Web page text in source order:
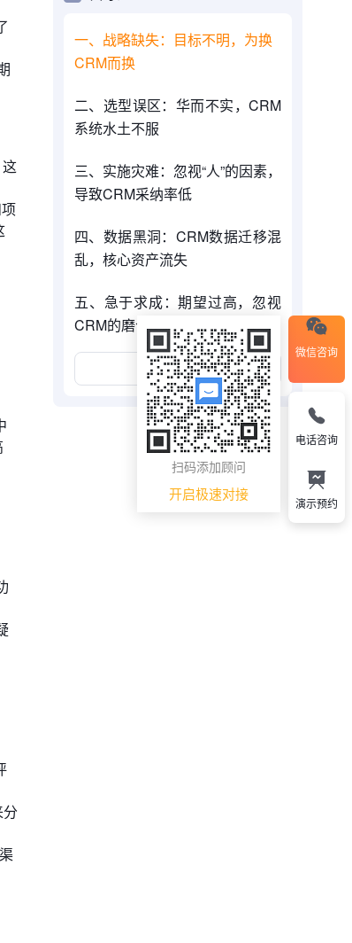
一、战略缺失：目标不明，为换
CRM而换
二、选型误区：华而不实，CRM
系统水土不服
三、实施灾难：忽视“人”的因素，
导致CRM采纳率低
四、数据黑洞：CRM数据迁移混
乱，核心资产流失
五、急于求成：期望过高，忽视
CRM的磨合与优化
展开更多
微信咨询
扫码添加顾问
开启极速对接
电话咨询
演示预约